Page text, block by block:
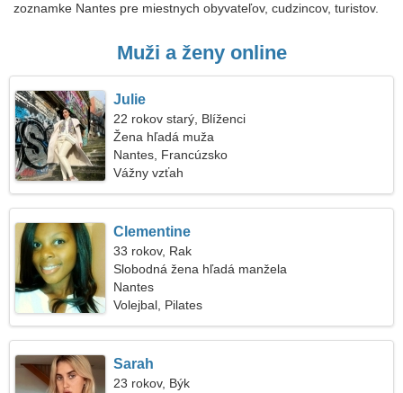
zoznamke Nantes pre miestnych obyvateľov, cudzincov, turistov.
Muži a ženy online
Julie
22 rokov starý, Blíženci
Žena hľadá muža
Nantes, Francúzsko
Vážny vzťah
Clementine
33 rokov, Rak
Slobodná žena hľadá manžela
Nantes
Volejbal, Pilates
Sarah
23 rokov, Býk